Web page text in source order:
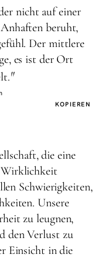
nicht auf einer
beruht,
Der mittlere
es ist der Ort
"
KOPIEREN
die eine
Schwierigkeiten,
Unsere
zu leugnen,
den Verlust zu
Einsicht in die